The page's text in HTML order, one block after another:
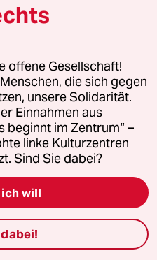
diesem Artikel ist
bei ausgewählten
hier sind sie zu finden
einloggen
offene Gesellschaft!
die sich gegen
unsere Solidarität.
Einnahmen aus
beginnt im Zentrum“ –
linke Kulturzentren
Sind Sie dabei?
will